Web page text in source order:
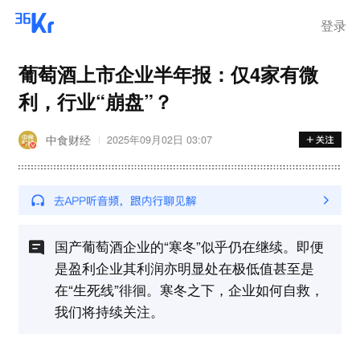
登录
葡萄酒上市企业半年报：仅4家有微
利，行业“崩盘”？
中食财经 2025年09月02日 03:07
国产葡萄酒企业的“寒冬”似乎仍在继续。即便
是盈利企业其利润亦明显处在极低值甚至是
在“生死线”徘徊。寒冬之下，企业如何自救，
我们将持续关注。